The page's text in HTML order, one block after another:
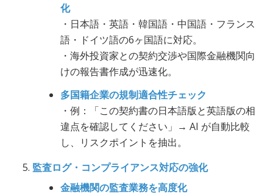
化
・日本語・英語・韓国語・中国語・フランス
語・ドイツ語の6ヶ国語に対応。
・海外投資家との契約交渉や国際金融機関向
けの報告書作成が迅速化。
多国籍企業の規制適合性チェック
・例：「この契約書の日本語版と英語版の相
違点を確認してください」→ AI が自動比較
し、リスクポイントを抽出。
監査ログ・コンプライアンス対応の強化
金融機関の監査業務を高度化